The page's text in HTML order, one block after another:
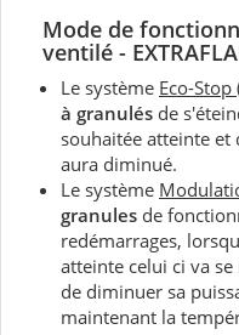
Mode de
ventilé -
Le système Eco-Stop
à granulés de
souhaitée atteinte et
aura diminué.
Le système
granules de
redémarrages,
atteinte celui ci va
de diminuer sa
maintenant la